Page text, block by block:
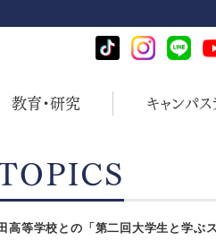
教育・研究 キャンパス
高等学校との「第二回大学生と学ぶ